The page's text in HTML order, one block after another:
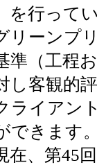
を行って
ーンプ
準（工程
し客観的
ライアン
できます
、第45